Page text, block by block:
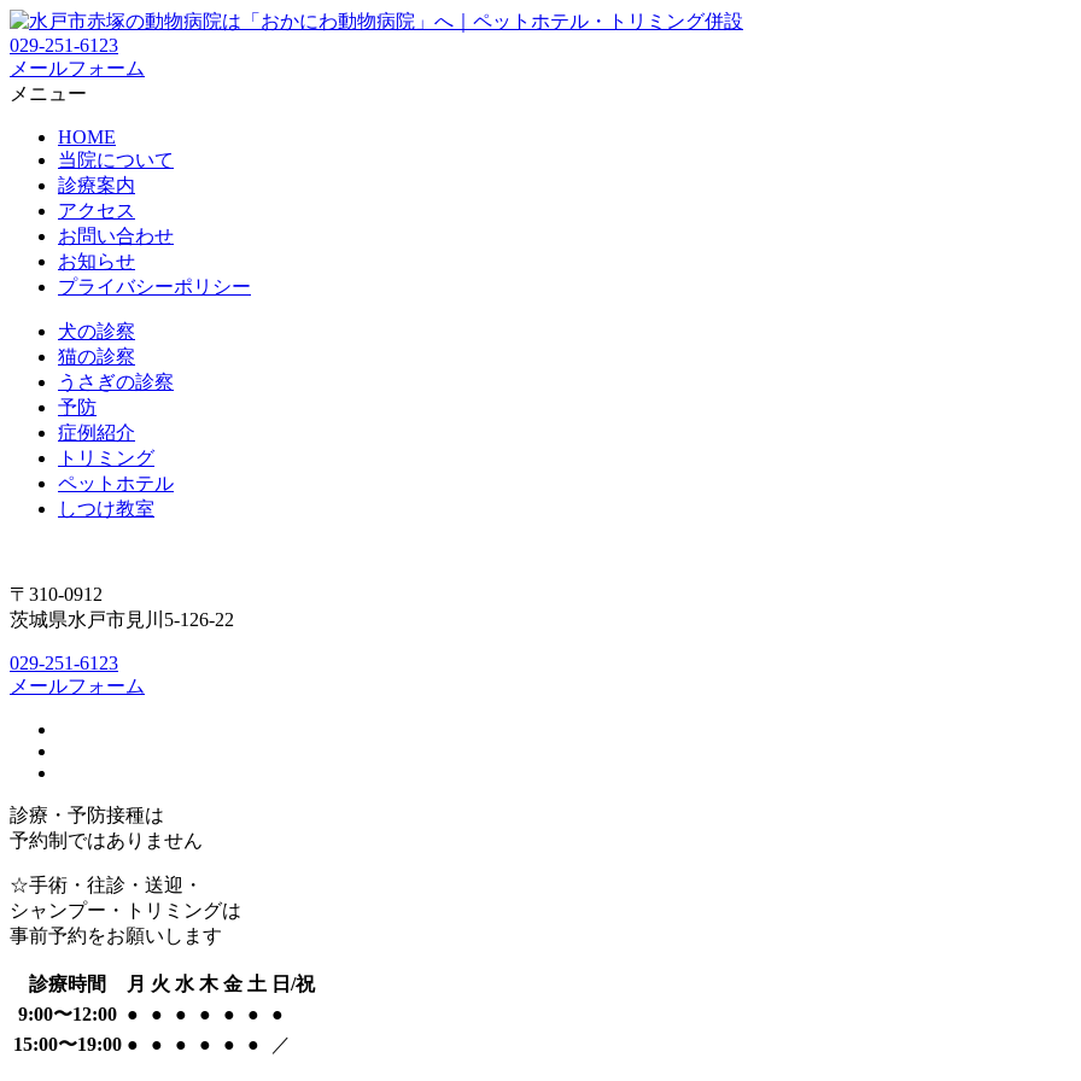
029-251-6123
メールフォーム
メニュー
HOME
当院について
診療案内
アクセス
お問い合わせ
お知らせ
プライバシーポリシー
犬の診察
猫の診察
うさぎの診察
予防
症例紹介
トリミング
ペットホテル
しつけ教室
〒310-0912
茨城県水戸市見川5-126-22
029-251-6123
メールフォーム
診療・予防接種は
予約制ではありません
☆手術・往診・送迎・
シャンプー・トリミングは
事前予約をお願いします
診療時間 月 火 水 木 金 土 日/祝
9:00〜12:00 ● ● ● ● ● ●
●
15:00〜19:00 ● ● ● ● ● ● ／